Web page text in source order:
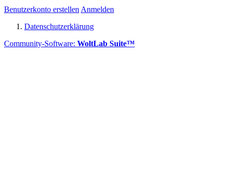
Benutzerkonto erstellen Anmelden
Datenschutzerklärung
Community-Software: WoltLab Suite™